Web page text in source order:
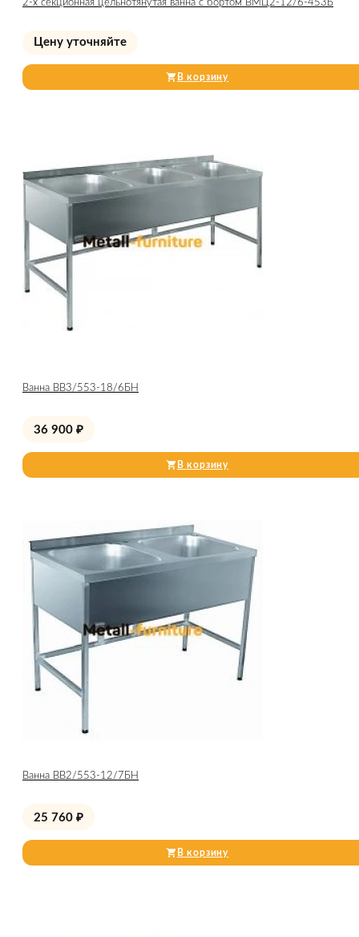
2-х секционная цельнотянутая ванна с бортом ВМЦ2-12/6-453Б
Цену уточняйте
В корзину
Ванна ВВ3/553-18/6БН
36 900 ₽
В корзину
Ванна ВВ2/553-12/7БН
25 760 ₽
В корзину